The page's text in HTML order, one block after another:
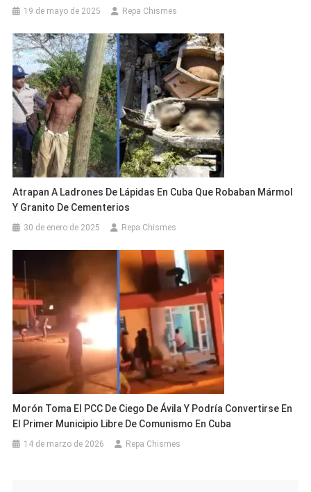
19 de mayo de 2025 Repa Chismes
Atrapan A Ladrones De Lápidas En Cuba Que Robaban Mármol
Y Granito De Cementerios
30 de enero de 2025 Repa Chismes
Morón Toma El PCC De Ciego De Ávila Y Podría Convertirse En
El Primer Municipio Libre De Comunismo En Cuba
14 de marzo de 2026 Repa Chismes